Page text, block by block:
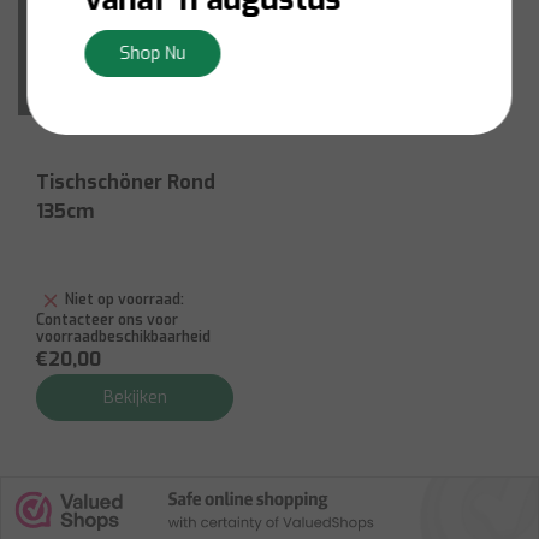
Tischschöner Rond
135cm
Niet op voorraad:
Contacteer ons voor
voorraadbeschikbaarheid
€20,00
Bekijken
Shop Nu